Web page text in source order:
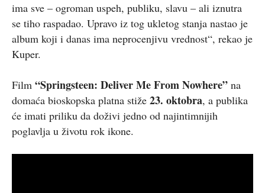
ima sve – ogroman uspeh, publiku, slavu – ali iznutra
se tiho raspadao. Upravo iz tog ukletog stanja nastao je
album koji i danas ima neprocenjivu vrednost“, rekao je
Kuper.
Film “Springsteen: Deliver Me From Nowhere” na
domaća bioskopska platna stiže 23. oktobra, a publika
će imati priliku da doživi jedno od najintimnijih
poglavlja u životu rok ikone.